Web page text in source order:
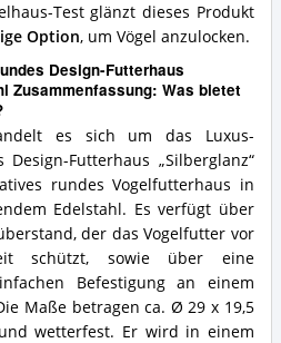
Test glänzt dieses Produkt
Option, um Vögel anzulocken.
Design-Futterhaus
Zusammenfassung: Was bietet
es sich um das Luxus-
Design-Futterhaus „Silberglanz“
rundes Vogelfutterhaus in
Edelstahl. Es verfügt über
der das Vogelfutter vor
schützt, sowie über eine
Befestigung an einem
Maße betragen ca. Ø 29 x 19,5
wetterfest. Er wird in einem